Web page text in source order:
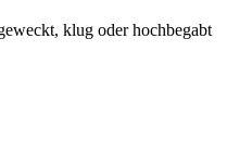
klug oder hochbegabt